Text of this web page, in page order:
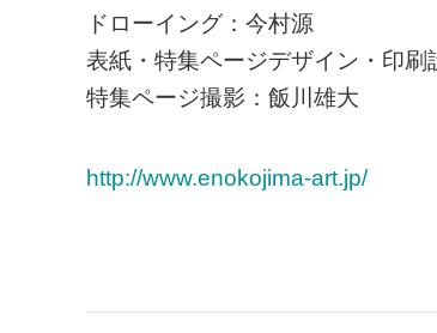
ドローイング：今村源
表紙・特集ページデザイン・印刷
特集ページ撮影：飯川雄大
http://www.enokojima-art.jp/